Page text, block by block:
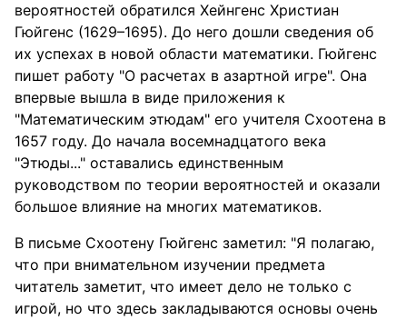
вероятностей обратился Хейнгенс Христиан
Гюйгенс (1629–1695). До него дошли сведения об
их успехах в новой области математики. Гюйгенс
пишет работу "О расчетах в азартной игре". Она
впервые вышла в виде приложения к
"Математическим этюдам" его учителя Схоотена в
1657 году. До начала восемнадцатого века
"Этюды..." оставались единственным
руководством по теории вероятностей и оказали
большое влияние на многих математиков.
В письме Схоотену Гюйгенс заметил: "Я полагаю,
что при внимательном изучении предмета
читатель заметит, что имеет дело не только с
игрой, но что здесь закладываются основы очень